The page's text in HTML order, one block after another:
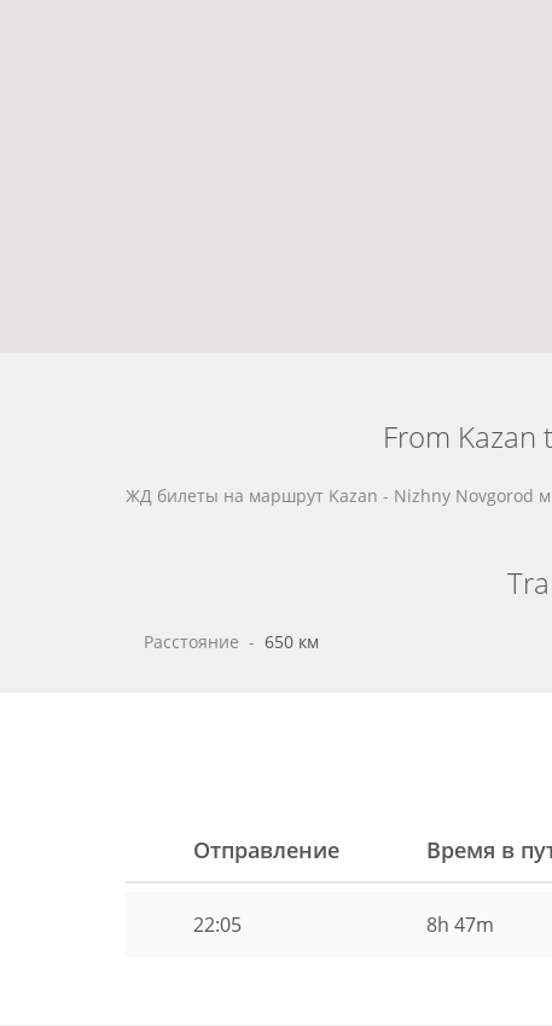
From Kazan
ЖД билеты на маршрут Kazan - Nizhny Novgorod
Расстояние - 650 км
Отправление Время в
22:05 8h 47m